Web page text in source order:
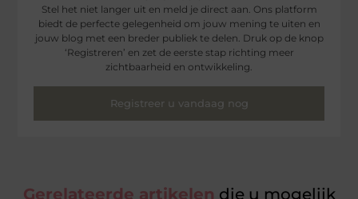
Stel het niet langer uit en meld je direct aan. Ons platform
biedt de perfecte gelegenheid om jouw mening te uiten en
jouw blog met een breder publiek te delen. Druk op de knop
‘Registreren’ en zet de eerste stap richting meer
zichtbaarheid en ontwikkeling.
Registreer u vandaag nog
Gerelateerde artikelen die u mogelijk